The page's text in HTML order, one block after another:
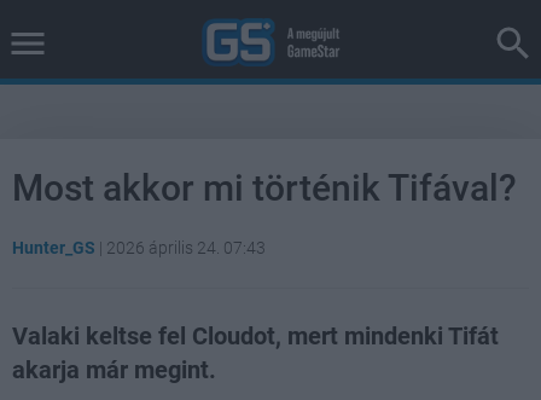
Most akkor mi történik Tifával?
Hunter_GS | 2026 április 24. 07:43
Valaki keltse fel Cloudot, mert mindenki Tifát
akarja már megint.